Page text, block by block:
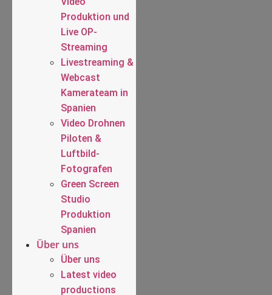
Produktion und
Live OP-
Streaming
Livestreaming &
Webcast
Kamerateam in
Spanien
Video Drohnen
Piloten &
Luftbild-
Fotografen
Green Screen
Studio
Produktion
Spanien
Über uns
Über uns
Latest video
productions